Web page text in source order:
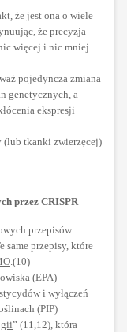
że jest ona o wiele
że precyzja
więcej i nic mniej.
pojedyncza zmiana
genetycznych, a
ekspresji
(lub tkanki zwierzęcej)
przez CRISPR
przepisów
same przepisy, które
.(10)
(EPA)
i wyłączeń
(PIP)
” (11,12), która